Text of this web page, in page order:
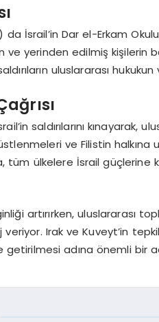
da İsrail’in Dar el-Erkam
ve yerinden edilmiş kişilerin
uluslararası
saldırılarını
ve Filistin
tüm ülkelere İsrail
artırırken, uluslararası
Irak ve Kuveyt’in
adına önemli bir